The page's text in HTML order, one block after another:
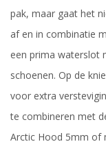
pak, maar gaat het
af en in combinatie
een prima waterslot
schoenen. Op de
voor extra
te combineren met
Arctic Hood 5mm of